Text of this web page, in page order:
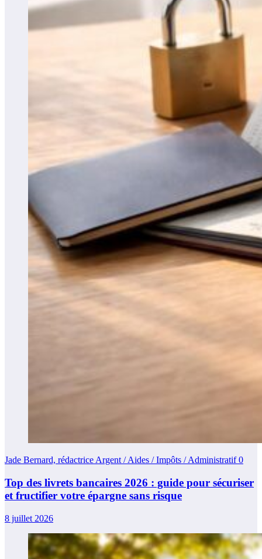
Jade Bernard, rédactrice Argent / Aides / Impôts / Administratif0
Top des livrets bancaires 2026 : guide pour sécuriser
et fructifier votre épargne sans risque
8 juillet 2026